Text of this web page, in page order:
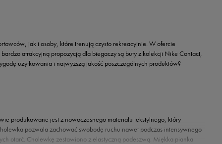
jak i osoby, które trenują czysto rekreacyjnie. W ofercie
atrakcyjną propozycją dla biegaczy są buty z kolekcji Nike Contact,
użytkowania i najwyższą jakość poszczególnych produktów?
produkowane jest z nowoczesnego materiału tekstylnego, który
pozwala zachować swobodę ruchu nawet podczas intensywnego
otarć. Cholewkę zestawiono z elastyczną podeszwą. Miękka pianka